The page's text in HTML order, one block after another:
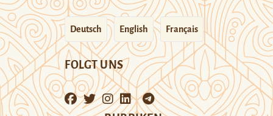
Deutsch English Français
FOLGT UNS